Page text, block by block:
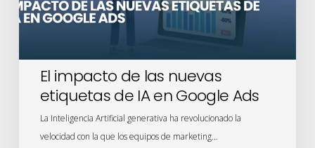
IA
en
Ads
El impacto de las nuevas
etiquetas de IA en Google Ads
La Inteligencia Artificial generativa ha revolucionado la
velocidad con la que los equipos de marketing…